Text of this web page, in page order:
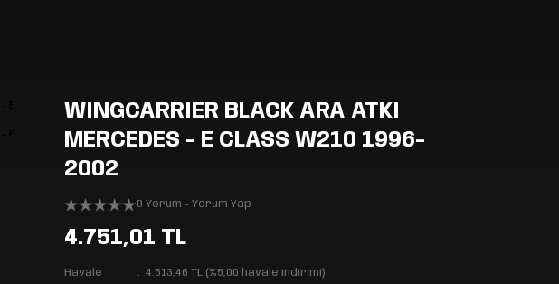
WINGCARRIER BLACK ARA ATKI
MERCEDES - E CLASS W210 1996-
2002
0 Yorum - Yorum Yap
4.751,01 TL
Havale
4.513,46 TL (%5,00 havale indirimi)